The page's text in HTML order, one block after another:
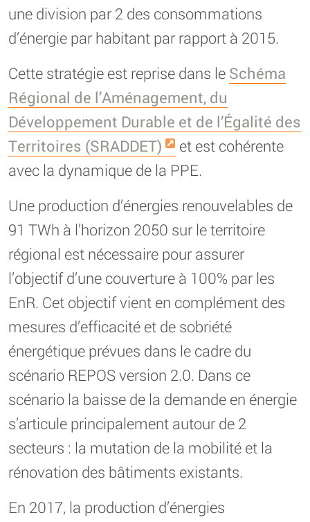
une division par 2 des consommations
d’énergie par habitant par rapport à 2015.
Cette stratégie est reprise dans le Schéma
Régional de l’Aménagement, du
Développement Durable et de l’Égalité des
Territoires (SRADDET)
et est cohérente
avec la dynamique de la PPE.
Une production d’énergies renouvelables de
91 TWh à l’horizon 2050 sur le territoire
régional est nécessaire pour assurer
l’objectif d’une couverture à 100% par les
EnR. Cet objectif vient en complément des
mesures d’efficacité et de sobriété
énergétique prévues dans le cadre du
scénario REPOS version 2.0. Dans ce
scénario la baisse de la demande en énergie
s’articule principalement autour de 2
secteurs : la mutation de la mobilité et la
rénovation des bâtiments existants.
En 2017, la production d’énergies